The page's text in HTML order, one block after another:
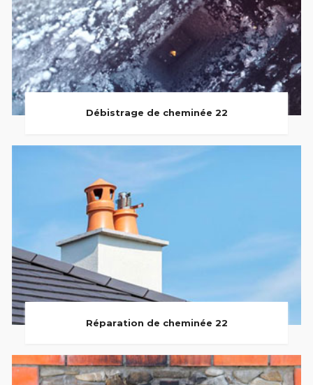
Débistrage de cheminée 22
Réparation de cheminée 22